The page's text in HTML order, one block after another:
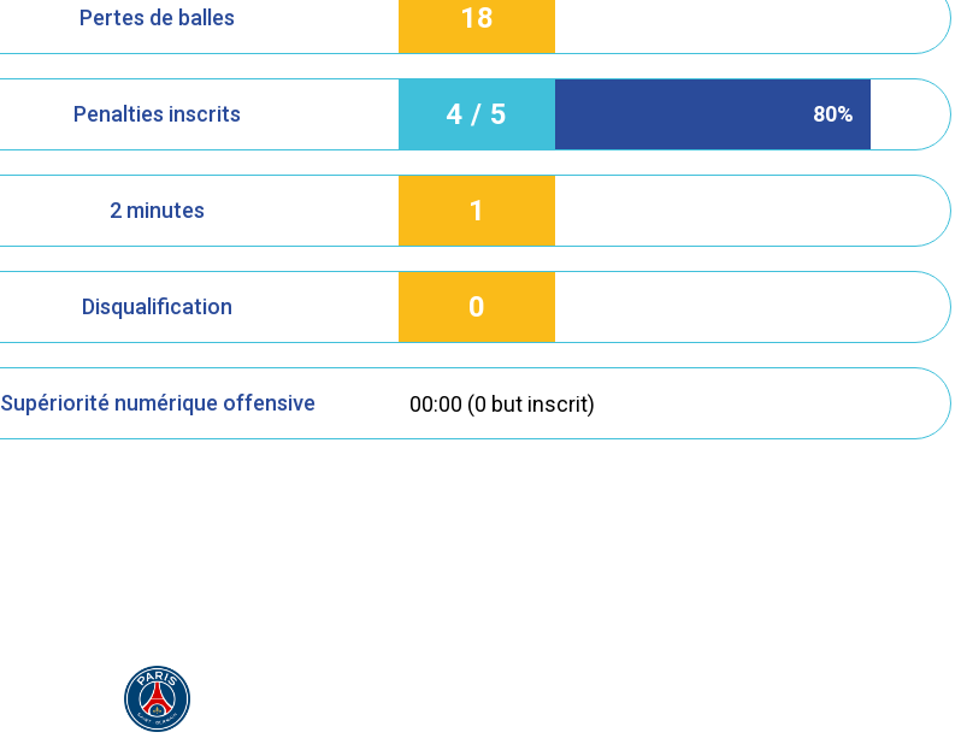
Pertes de balles 18
Penalties inscrits 4 / 5 80%
2 minutes 1
Disqualification 0
Supériorité numérique offensive 00:00 (0 but inscrit)